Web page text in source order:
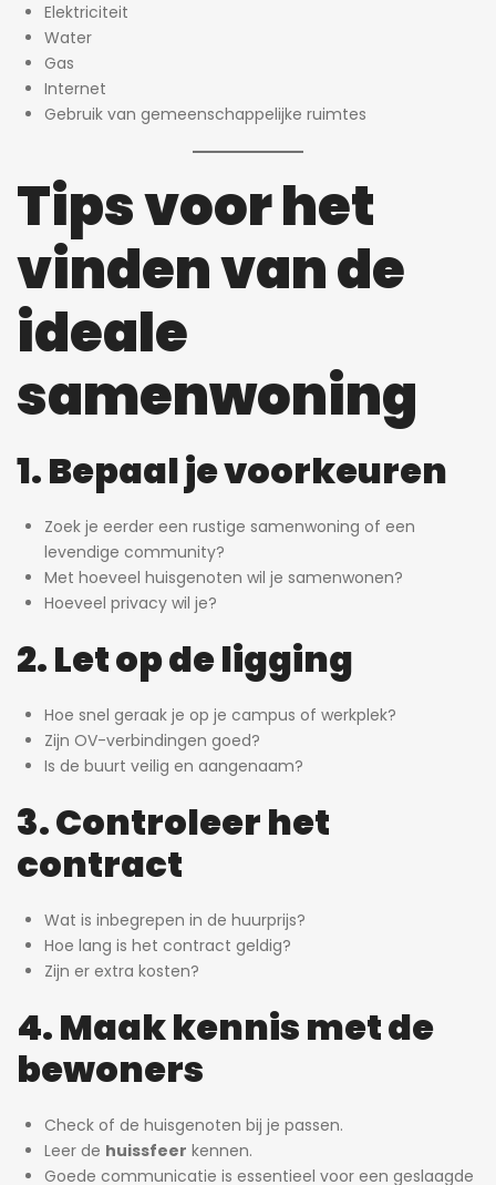
Elektriciteit
Water
Gas
Internet
Gebruik van gemeenschappelijke ruimtes
Tips voor het
vinden van de
ideale
samenwoning
1. Bepaal je voorkeuren
Zoek je eerder een rustige samenwoning of een
levendige community?
Met hoeveel huisgenoten wil je samenwonen?
Hoeveel privacy wil je?
2. Let op de ligging
Hoe snel geraak je op je campus of werkplek?
Zijn OV-verbindingen goed?
Is de buurt veilig en aangenaam?
3. Controleer het
contract
Wat is inbegrepen in de huurprijs?
Hoe lang is het contract geldig?
Zijn er extra kosten?
4. Maak kennis met de
bewoners
Check of de huisgenoten bij je passen.
Leer de huissfeer kennen.
Goede communicatie is essentieel voor een geslaagde